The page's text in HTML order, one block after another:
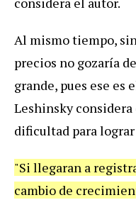
Al mismo tiempo,
precios no gozaría
grande, pues ese es
Leshinsky
dificultad para
"Si llegaran a
cambio de